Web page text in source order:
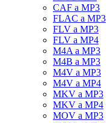
CAF a MP3
FLAC a MP3
FLV a MP3
FLV a MP4
M4A a MP3
M4B a MP3
M4V a MP3
M4V a MP4
MKV a MP3
MKV a MP4
MOV a MP3